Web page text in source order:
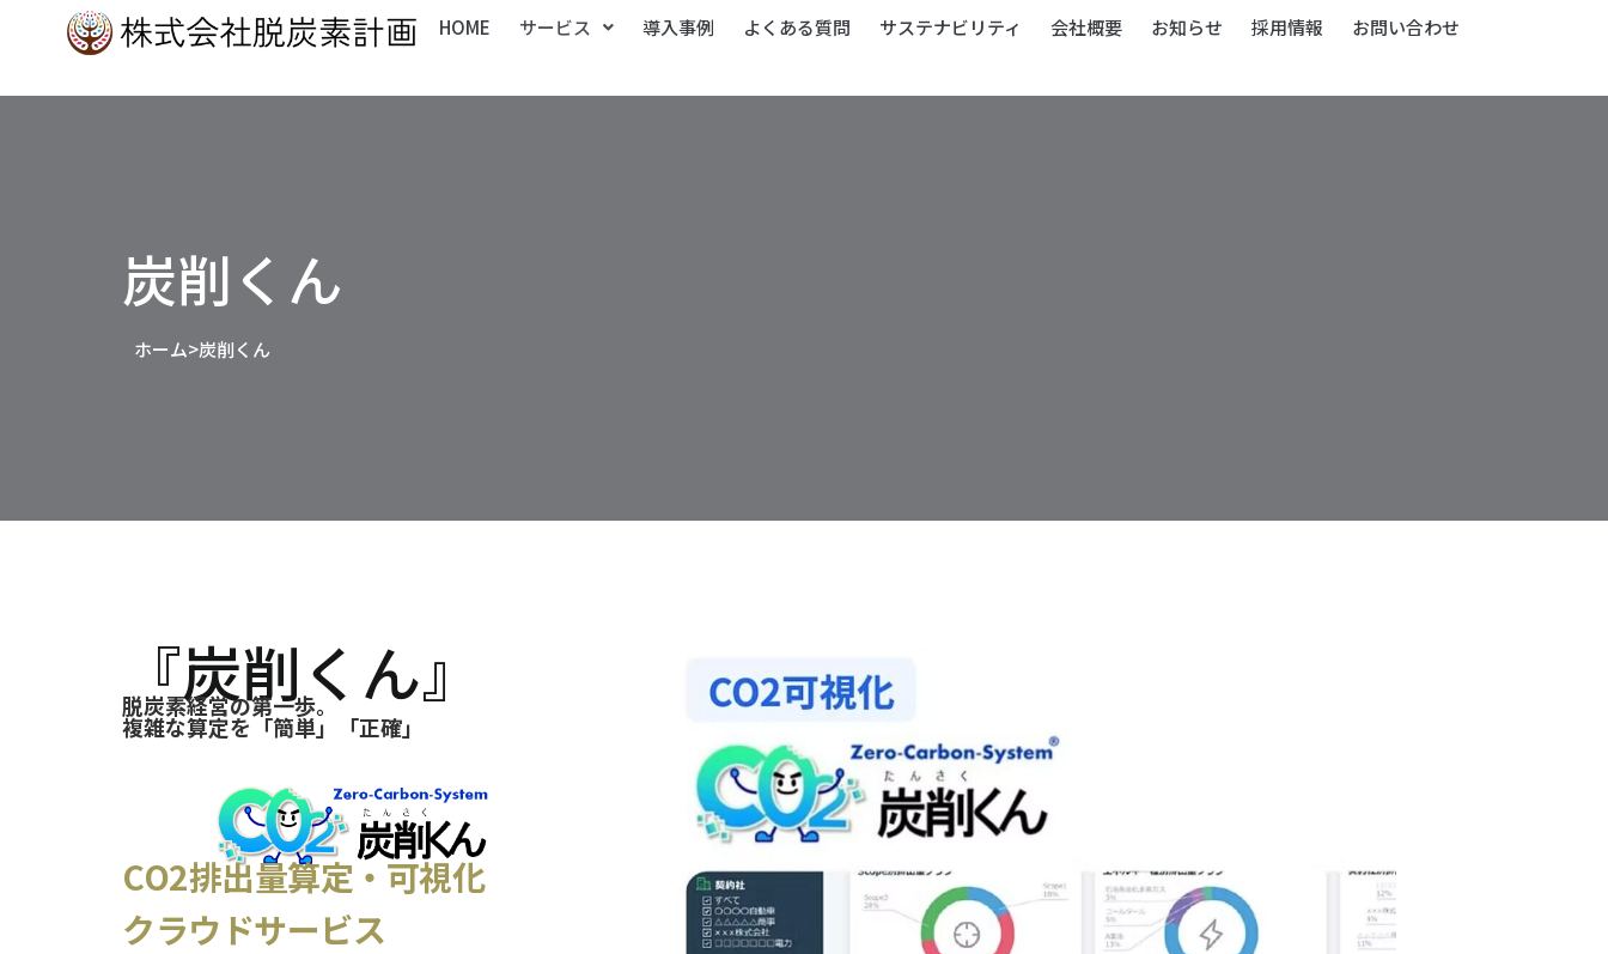
HOME サービス 導入事例 よくある質問 サステナビリティ 会社概要 お知らせ 採用情報 お問い合わせ
炭削くん
ホーム>炭削くん
『炭削くん』
脱炭素経営の第一歩。
複雑な算定を「簡単」「正確」
CO2排出量算定・可視化
クラウドサービス